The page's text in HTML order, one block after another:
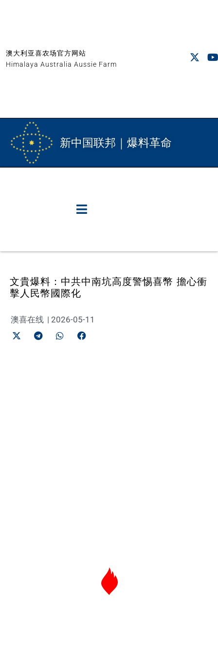
澳大利亚喜农场官方网站
Himalaya Australia Aussie Farm
新中国联邦｜爆料革命
文貴爆料：中共中南坑高度警惕喜幣 擔心衝
擊人民幣國際化
澳喜在线 | 2026-05-11